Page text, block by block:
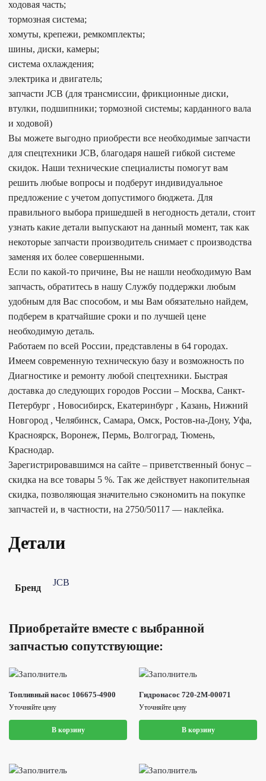
ходовая часть;
тормозная система;
хомуты, крепежи, ремкомплекты;
шины, диски, камеры;
система охлаждения;
электрика и двигатель;
запчасти JCB (для трансмиссии, фрикционные диски,
втулки, подшипники; тормозной системы; карданного вала
и ходовой)
Вы можете выгодно приобрести все необходимые запчасти
для спецтехники JCB, благодаря нашей гибкой системе
скидок. Наши технические специалисты помогут вам
решить любые вопросы и подберут индивидуальное
предложение с учетом допустимого бюджета. Для
правильного выбора пришедшей в негодность детали, стоит
узнать какие детали выпускают на данный момент, так как
некоторые запчасти производитель снимает с производства
заменяя их более совершенными.
Если по какой-то причине, Вы не нашли необходимую Вам
запчасть, обратитесь в нашу Службу поддержки любым
удобным для Вас способом, и мы Вам обязательно найдем,
подберем в кратчайшие сроки и по лучшей цене
необходимую деталь.
Работаем по всей России, представлены в 64 городах.
Имеем современную техническую базу и возможность по
Диагностике и ремонту любой спецтехники. Быстрая
доставка до следующих городов России – Москва, Санкт-
Петербург , Новосибирск, Екатеринбург , Казань, Нижний
Новгород , Челябинск, Самара, Омск, Ростов-на-Дону, Уфа,
Красноярск, Воронеж, Пермь, Волгоград, Тюмень,
Краснодар.
Зарегистрировавшимся на сайте – приветственный бонус –
скидка на все товары 5 %. Так же действует накопительная
скидка, позволяющая значительно сэкономить на покупке
запчастей и, в частности, на 2750/50117 — наклейка.
Детали
Бренд
JCB
Приобретайте вместе с выбранной
запчастью сопутствующие:
Топливный насос 106675-4900
Уточняйте цену
В корзину
Гидронасос 720-2M-00071
Уточняйте цену
В корзину